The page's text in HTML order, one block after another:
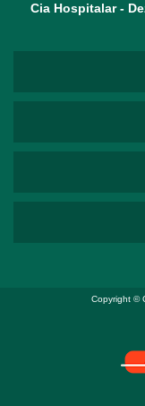
Cia Hospitalar -
Copyright ©